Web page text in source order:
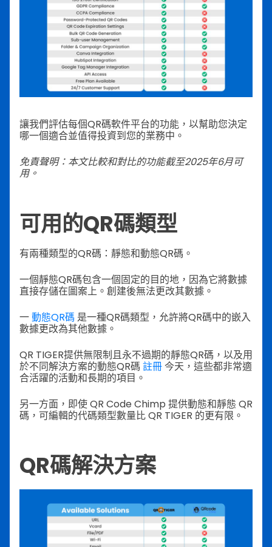
讓我們評估每個QR碼軟件平台的功能，以幫助您決定
哪一個適合並值得投資到您的業務中。
免責聲明：本文比較和對比的功能截至2025年6月可
用。
可用的QR碼類型
有兩種類型的QR碼：靜態和動態QR碼。
一個靜態QR碼包含一個固定的目的地，因為它將數據
直接存儲在圖案上。創建後無法更改其數據。
一動態QR碼 是一種QR碼類型，允許將QR碼中的嵌入
數據更改為其他數據。
QR TIGER提供無限制且永不過期的靜態QR碼，以及用
於不同解決方案的動態QR碼 註冊今天，這些都非常適
合活躍的活動和長期的項目。
另一方面，即使 QR Code Chimp 提供動態和靜態 QR
碼，可編輯的代碼類型數量比 QR TIGER 的更有限。
QR碼解決方案